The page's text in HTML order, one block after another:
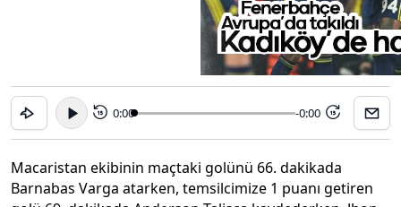
15 0:00 -0:00 15
Macaristan ekibinin maçtaki golünü 66. dakikada
Barnabas Varga atarken, temsilcimize 1 puanı getiren